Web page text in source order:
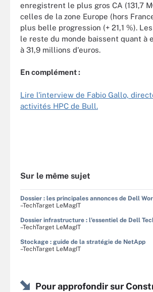
enregistrent le plus gros CA (131,7
celles de la zone Europe (hors
plus belle progression (+ 21,1 %).
le reste du monde baissent quant à
à 31,9 millions d'euros.
En complément :
Lire l'interview de Fabio Gallo,
activités HPC de Bull.
Sur le même sujet
Dossier : les principales annonces de Dell
–TechTarget LeMagIT
Dossier infrastructure : l'essentiel de Dell
–TechTarget LeMagIT
Stockage : guide de la stratégie de NetApp
–TechTarget LeMagIT
Pour approfondir sur